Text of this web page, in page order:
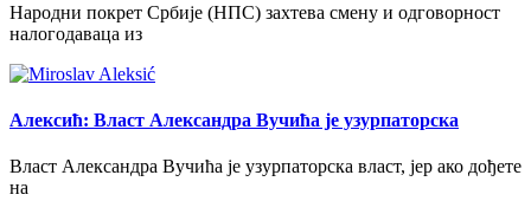
Народни покрет Србије (НПС) захтева смену и одговорност
налогодаваца из
Алексић: Власт Александра Вучића је узурпаторска
Власт Александра Вучића је узурпаторска власт, јер ако дођете
на